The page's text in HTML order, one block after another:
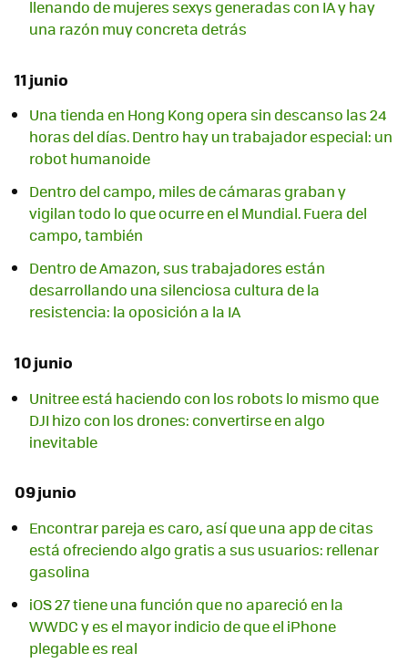
llenando de mujeres sexys generadas con IA y hay
una razón muy concreta detrás
11 junio
Una tienda en Hong Kong opera sin descanso las 24
horas del días. Dentro hay un trabajador especial: un
robot humanoide
Dentro del campo, miles de cámaras graban y
vigilan todo lo que ocurre en el Mundial. Fuera del
campo, también
Dentro de Amazon, sus trabajadores están
desarrollando una silenciosa cultura de la
resistencia: la oposición a la IA
10 junio
Unitree está haciendo con los robots lo mismo que
DJI hizo con los drones: convertirse en algo
inevitable
09 junio
Encontrar pareja es caro, así que una app de citas
está ofreciendo algo gratis a sus usuarios: rellenar
gasolina
iOS 27 tiene una función que no apareció en la
WWDC y es el mayor indicio de que el iPhone
plegable es real